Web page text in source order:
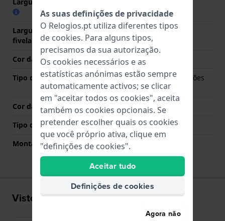
Largura da bracelete na
fivela
16 mm
Cor da bracelete
Prata
Tipo de Fecho
Fivela dobrável com botões
de pressão
Cor da fivela
Tipo de montagem
Pinos de pressão
Montagem Reta
Não
Visto recentemente
As suas definições de privacidade
O Relogios.pt utiliza diferentes tipos
de cookies. Para alguns tipos,
precisamos da sua autorização.
Os cookies necessários e as
estatísticas anónimas estão sempre
automaticamente activos; se clicar
em "aceitar todos os cookies", aceita
também os cookies opcionais. Se
pretender escolher quais os cookies
que você próprio ativa, clique em
"definições de cookies".
Aceitar tudo
Definições de cookies
Agora não